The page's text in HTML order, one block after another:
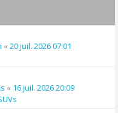
« 20 juil. 2026 07:01
« 16 juil. 2026 20:09